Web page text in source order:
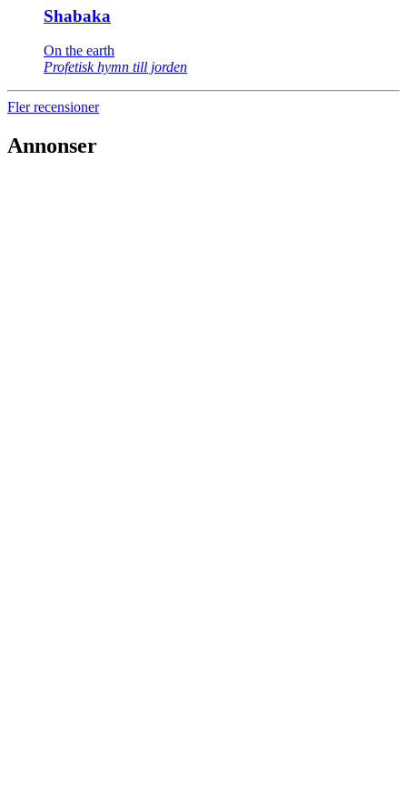
Shabaka
On the earth
Profetisk hymn till jorden
Fler recensioner
Annonser